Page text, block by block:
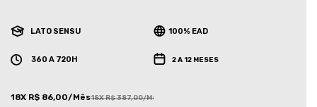
LATO SENSU 100% EAD
360 A 720H 2 A 12 MESES
18X R$ 86,00/Mês18X R$ 387,00/Mês